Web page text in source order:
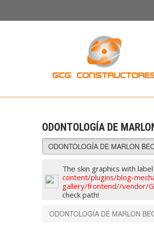
GCG Constructores
ODONTOLOGÍA DE
ODONTOLOGÍA DE MARLON
The skin graphics with label
content/plugins/blog-
gallery/frontend//vendor/
check path!
ODONTOLOGÍA DE MARLON